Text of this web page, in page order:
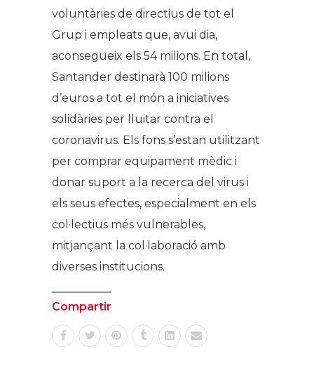
voluntàries de directius de tot el
Grup i empleats que, avui dia,
aconsegueix els 54 milions. En total,
Santander destinarà 100 milions
d’euros a tot el món a iniciatives
solidàries per lluitar contra el
coronavirus. Els fons s’estan utilitzant
per comprar equipament mèdic i
donar suport a la recerca del virus i
els seus efectes, especialment en els
col·lectius més vulnerables,
mitjançant la col·laboració amb
diverses institucions.
Compartir